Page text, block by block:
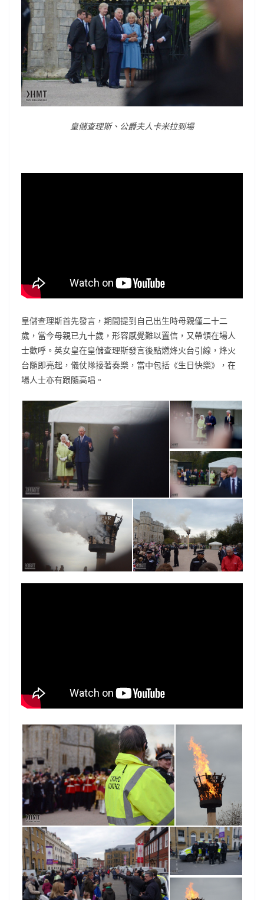
皇儲查理斯、公爵夫人卡米拉到場
皇儲查理斯首先發言，期間提到自己出生時母親僅二十二
歲，當今母親已九十歲，形容感覺難以置信，又帶領在場人
士歡呼。英女皇在皇儲查理斯發言後點燃烽火台引線，烽火
台隨即亮起，儀仗隊接著奏樂，當中包括《生日快樂》，在
場人士亦有跟隨高唱。